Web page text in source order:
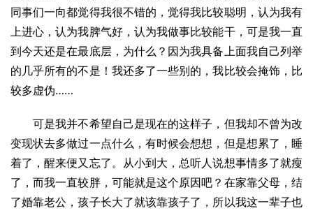
同事们一向都觉得我很不错的，觉得我比较聪明，认为我有
上进心，认为我脾气好，认为我做事比较能干，可是我一直
到今天还是在最底层，为什么？因为我具备上面我自己列举
的几乎所有的不是！我还多了一些别的，我比较会掩饰，比
较多虚伪……
可是我并不希望自己是现在的这样子，但我却不曾为改
变现状去多做过一点什么，有时候会想想，但是想累了，睡
着了，醒来便又忘了。从小到大，总听人说想事情多了就瘦
了，而我一直较胖，可能就是这个原因吧？在家靠父母，结
了婚靠老公，孩子长大了就该靠孩子了，所以我这一辈子也